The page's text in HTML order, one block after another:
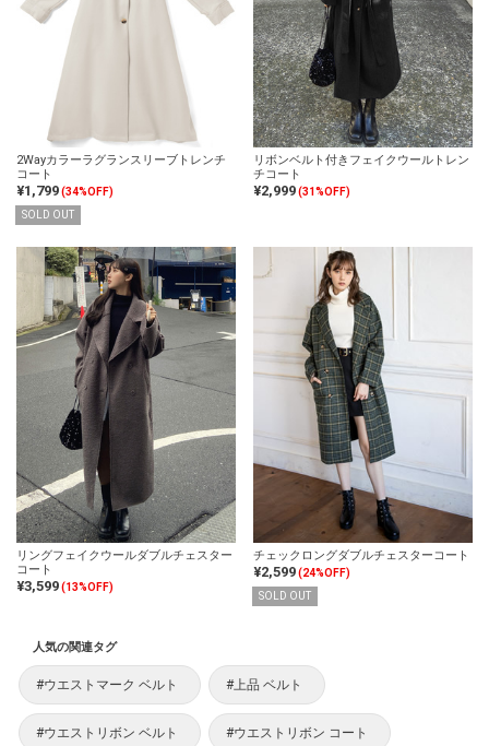
2Wayカラーラグランスリーブトレンチ
コート
¥1,799(34%OFF)
SOLD OUT
リボンベルト付きフェイクウールトレン
チコート
¥2,999(31%OFF)
リングフェイクウールダブルチェスター
コート
¥3,599(13%OFF)
チェックロングダブルチェスターコート
¥2,599(24%OFF)
SOLD OUT
人気の関連タグ
#ウエストマーク ベルト #上品 ベルト
#ウエストリボン ベルト #ウエストリボン コート